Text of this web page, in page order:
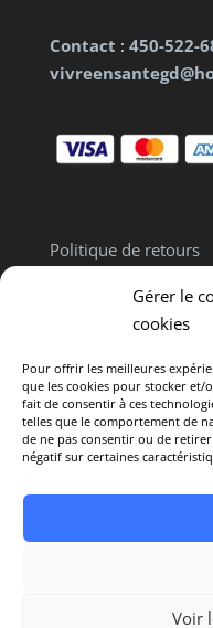
Gérer le
cookies
Pour offrir les meilleures
que les cookies pour stocker et/
fait de consentir à ces
telles que le comportement de
de ne pas consentir ou de
négatif sur certaines
Voir
Contact : 450-522-
Politique de retours
Clause de non
Politique
ce site est fourni
constitue en
réservés.